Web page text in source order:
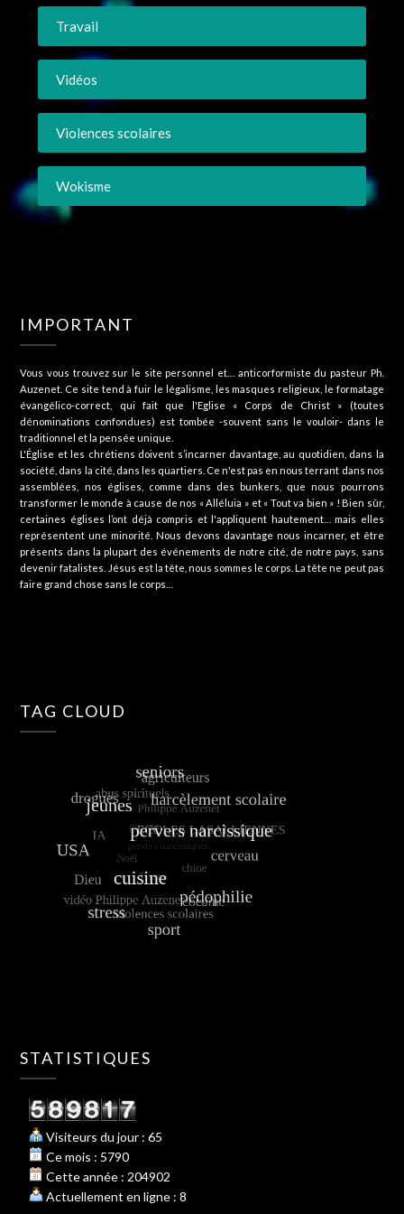
Travail
Vidéos
Violences scolaires
Wokisme
IMPORTANT
Vous vous trouvez sur le site personnel et… anticorformiste du pasteur Ph.
Auzenet. Ce site tend à fuir le légalisme, les masques religieux, le formatage
évangélico-correct, qui fait que l'Eglise « Corps de Christ » (toutes
dénominations confondues) est tombée -souvent sans le vouloir- dans le
traditionnel et la pensée unique.
L'Église et les chrétiens doivent s’incarner davantage, au quotidien, dans la
société, dans la cité, dans les quartiers. Ce n'est pas en nous terrant dans nos
assemblées, nos églises, comme dans des bunkers, que nous pourrons
transformer le monde à cause de nos « Alléluia » et « Tout va bien » ! Bien sûr,
certaines églises l’ont déjà compris et l'appliquent hautement… mais elles
représentent une minorité. Nous devons davantage nous incarner, et être
présents dans la plupart des événements de notre cité, de notre pays, sans
devenir fatalistes. Jésus est la tête, nous sommes le corps. La tête ne peut pas
faire grand chose sans le corps…
TAG CLOUD
STATISTIQUES
Visiteurs du jour : 65
Ce mois : 5790
Cette année : 204902
Actuellement en ligne : 8